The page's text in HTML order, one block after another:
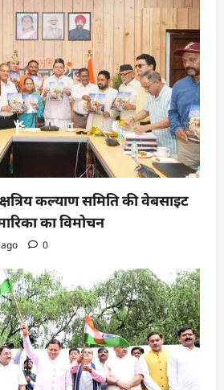
कल्याण समिति की वेबसाइट
का विमोचन
0